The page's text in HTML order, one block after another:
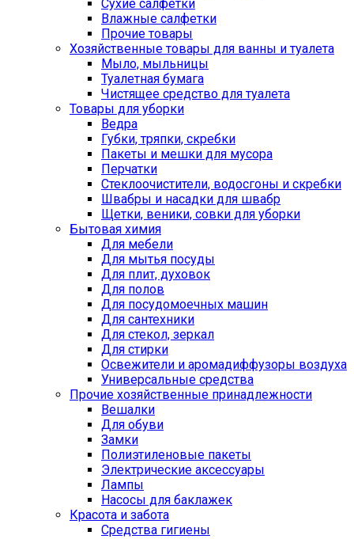
Сухие салфетки
Влажные салфетки
Прочие товары
Хозяйственные товары для ванны и туалета
Мыло, мыльницы
Туалетная бумага
Чистящее средство для туалета
Товары для уборки
Ведра
Губки, тряпки, скребки
Пакеты и мешки для мусора
Перчатки
Стеклоочистители, водосгоны и скребки
Швабры и насадки для швабр
Щетки, веники, совки для уборки
Бытовая химия
Для мебели
Для мытья посуды
Для плит, духовок
Для полов
Для посудомоечных машин
Для сантехники
Для стекол, зеркал
Для стирки
Освежители и аромадиффузоры воздуха
Универсальные средства
Прочие хозяйственные принадлежности
Вешалки
Для обуви
Замки
Полиэтиленовые пакеты
Электрические аксессуары
Лампы
Насосы для баклажек
Красота и забота
Средства гигиены